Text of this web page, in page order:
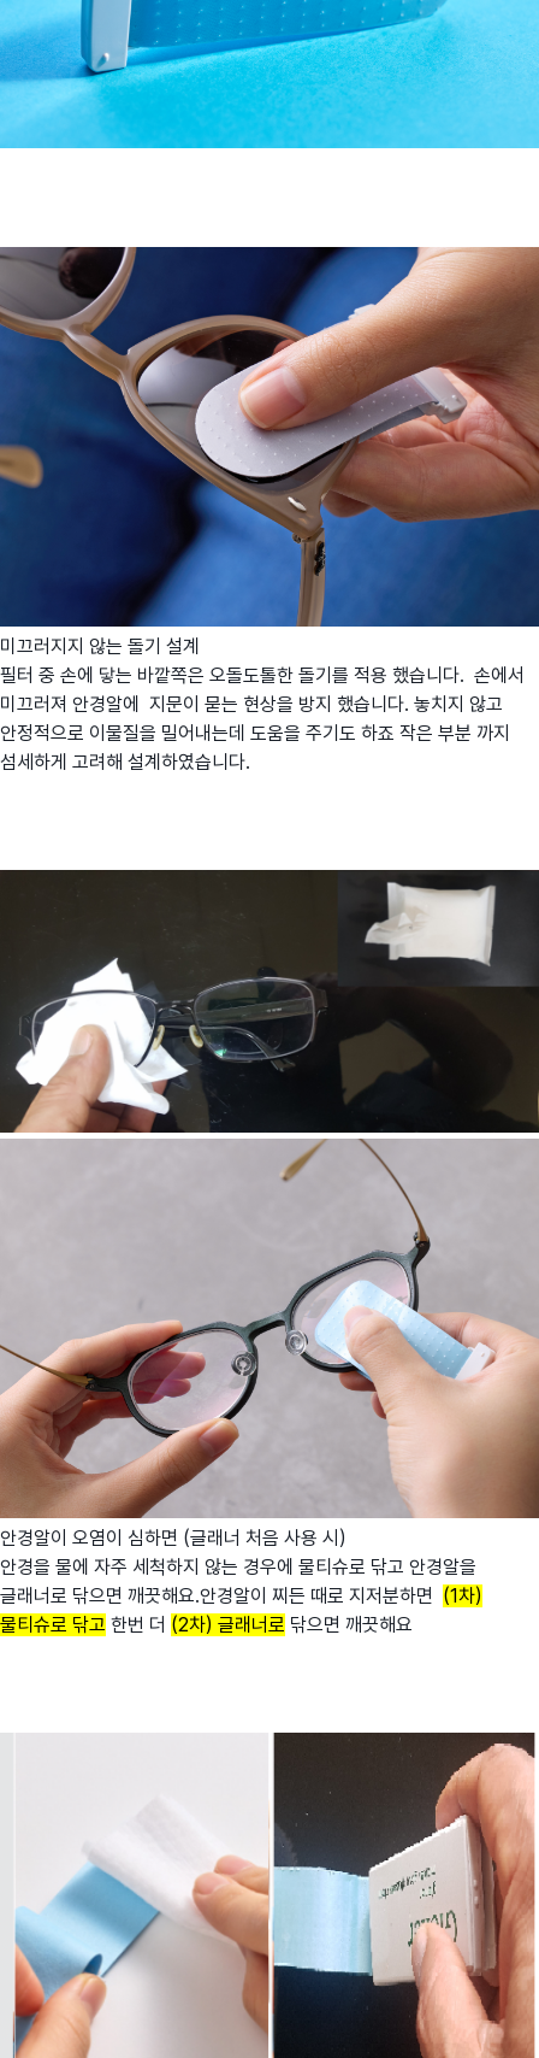
미끄러지지 않는 돌기 설계
필터 중 손에 닿는 바깥쪽은 오돌도톨한 돌기를 적용 했습니다. 손에서
미끄러져 안경알에 지문이 묻는 현상을 방지 했습니다. 놓치지 않고
안정적으로 이물질을 밀어내는데 도움을 주기도 하죠 작은 부분 까지
섬세하게 고려해 설계하였습니다.
안경알이 오염이 심하면 (글래너 처음 사용 시)
안경을 물에 자주 세척하지 않는 경우에 물티슈로 닦고 안경알을
글래너로 닦으면 깨끗해요.안경알이 찌든 때로 지저분하면 (1차)
물티슈로 닦고 한번 더 (2차) 글래너로 닦으면 깨끗해요